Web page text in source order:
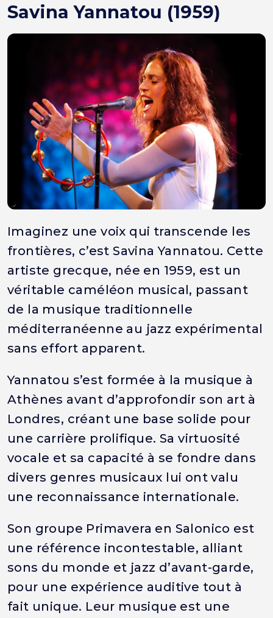
Savina Yannatou (1959)
Imaginez une voix qui transcende les
frontières, c’est Savina Yannatou. Cette
artiste grecque, née en 1959, est un
véritable caméléon musical, passant
de la musique traditionnelle
méditerranéenne au jazz expérimental
sans effort apparent.
Yannatou s’est formée à la musique à
Athènes avant d’approfondir son art à
Londres, créant une base solide pour
une carrière prolifique. Sa virtuosité
vocale et sa capacité à se fondre dans
divers genres musicaux lui ont valu
une reconnaissance internationale.
Son groupe Primavera en Salonico est
une référence incontestable, alliant
sons du monde et jazz d’avant-garde,
pour une expérience auditive tout à
fait unique. Leur musique est une